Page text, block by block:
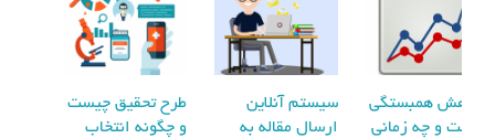
طرح تحقیق چیست
و چگونه انتخاب
سیستم آنلاین
ارسال مقاله به
پژوهش همبستگی
چیست و چه زمانی